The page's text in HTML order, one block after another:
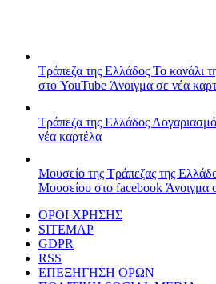
Τράπεζα της Ελλάδος Το κανάλι
στο YouTube Άνοιγμα σε νέα
Τράπεζα της Ελλάδος
νέα καρτέλα
Μουσείο της Τράπεζας της
Μουσείου στο facebook Άνοιγμα
ΟΡΟΙ ΧΡΗΣΗΣ
SITEMAP
GDPR
RSS
ΕΠΕΞΗΓΗΣΗ ΟΡΩΝ